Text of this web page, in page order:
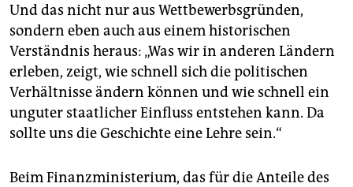
Und das nicht nur aus Wettbewerbsgründen,
sondern eben auch aus einem historischen
Verständnis heraus: „Was wir in anderen Ländern
erleben, zeigt, wie schnell sich die politischen
Verhältnisse ändern können und wie schnell ein
unguter staatlicher Einfluss entstehen kann. Da
sollte uns die Geschichte eine Lehre sein.“
Beim Finanzministerium, das für die Anteile des